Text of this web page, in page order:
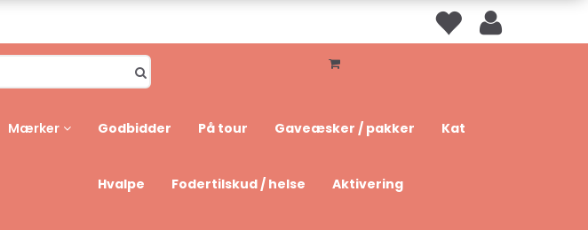
Mærker Godbidder På tour Gaveæsker / pakker Kat
Hvalpe Fodertilskud / helse Aktivering